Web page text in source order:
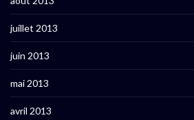
juillet 2013
juin 2013
mai 2013
avril 2013